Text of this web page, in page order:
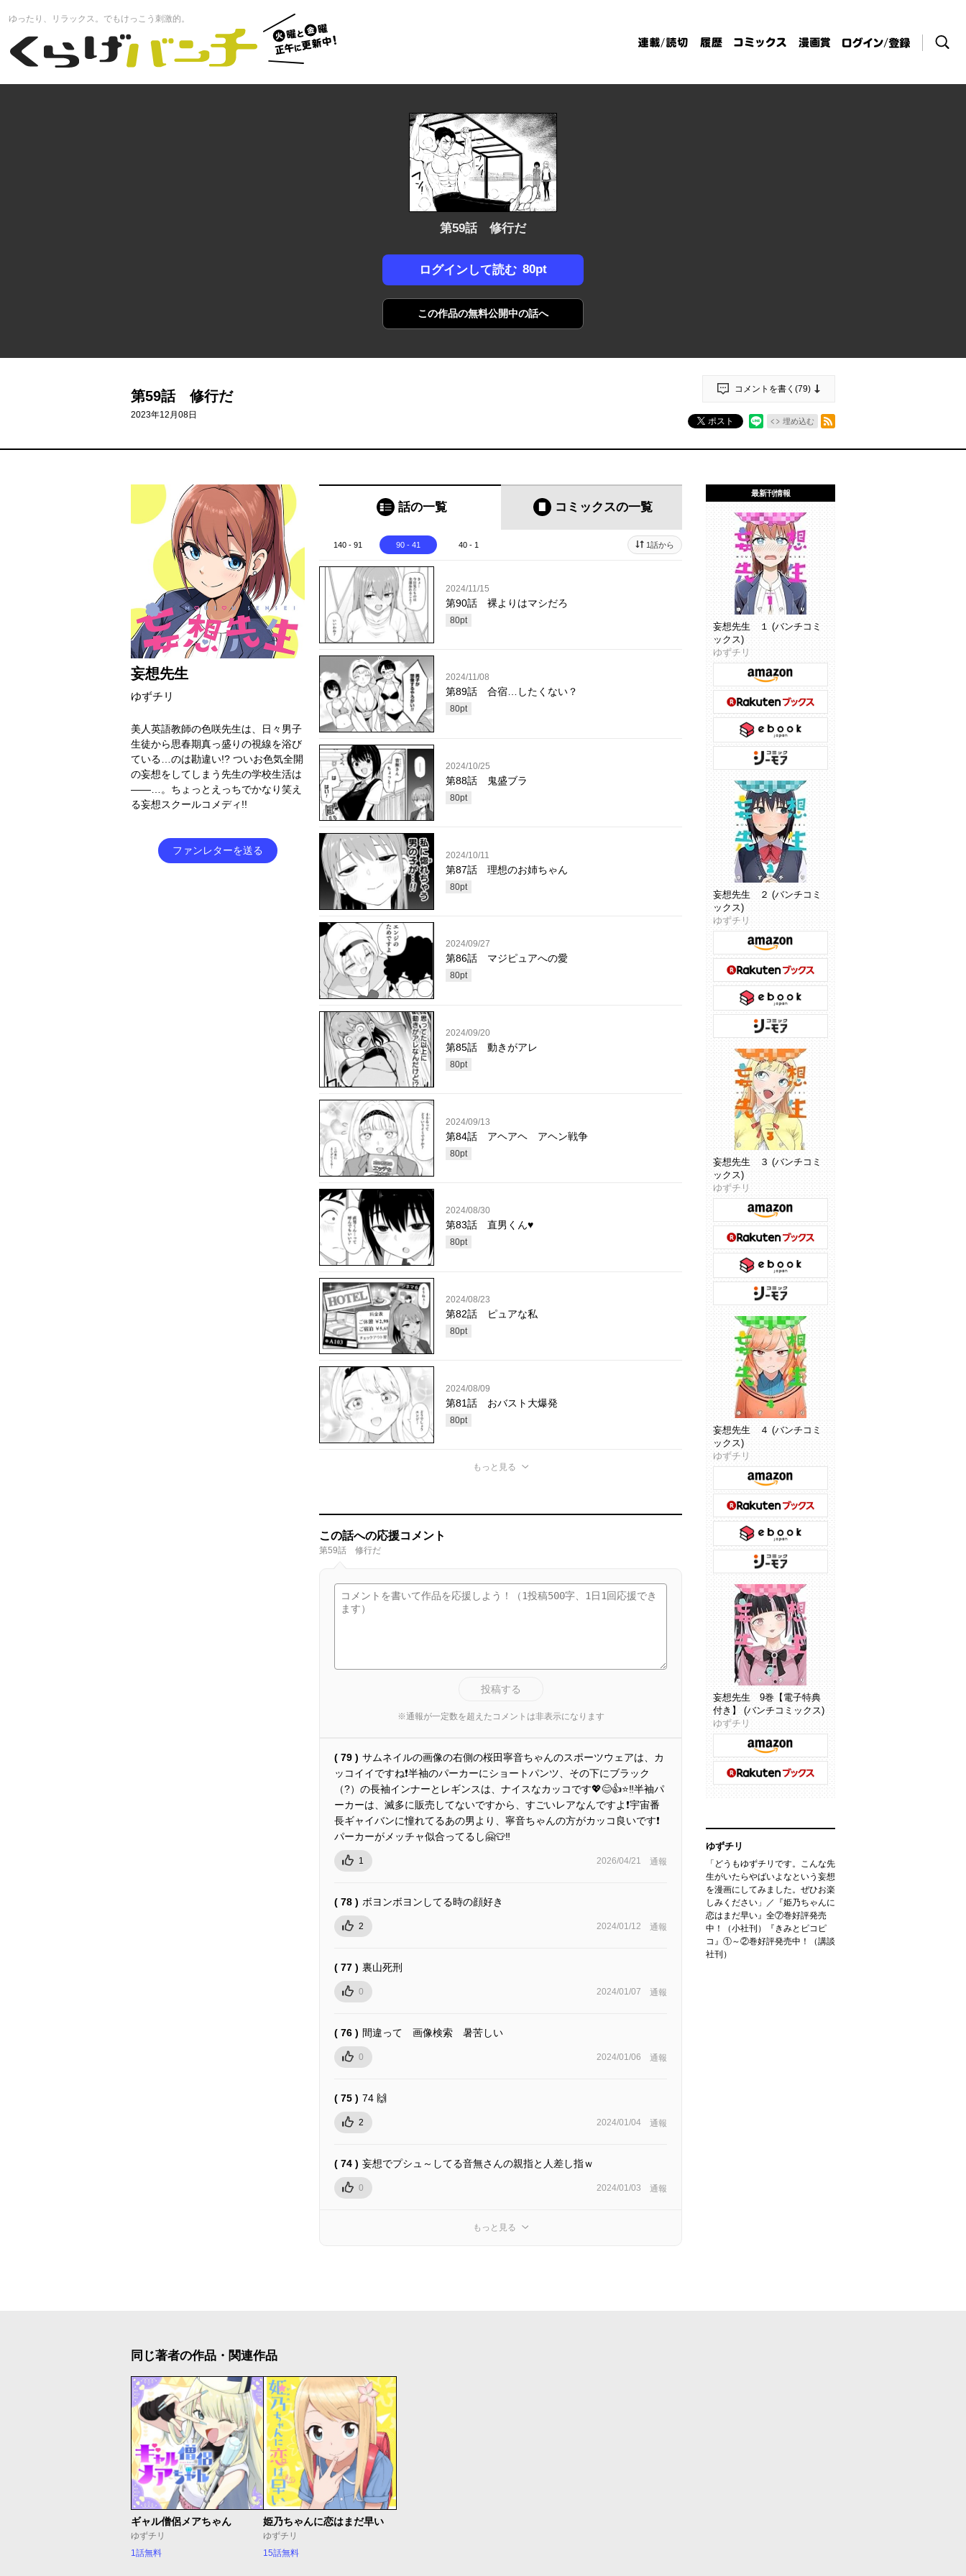
くらげバンチ
火曜と金
曜正午に
更新中！
ゆったり、リラックス。でもけっこう刺激的。
連載/読切 履歴 コミックス 漫画賞
ログイン / 登
録
検索
第59話 修行だ
ログインして読む 80pt
この作品の無料公開中の話へ
第59話 修行だ
2023年12月08日
コメントを書く(79)
ポスト 埋め込む
妄想先生
ゆずチリ
美人英語教師の色咲先生は、日々男子
生徒から思春期真っ盛りの視線を浴び
ている…のは勘違い!? ついお色気全開
の妄想をしてしまう先生の学校生活は
――…。ちょっとえっちでかなり笑え
る妄想スクールコメディ!!
ファンレターを送る
話の一覧 コミックスの一覧
140 - 91 90 - 41 40 - 1 1話から
2024/11/15
第90話 裸よりはマシだろ
80pt
2024/11/08
第89話 合宿…したくない？
80pt
2024/10/25
第88話 鬼盛ブラ
80pt
2024/10/11
第87話 理想のお姉ちゃん
80pt
2024/09/27
第86話 マジピュアへの愛
80pt
2024/09/20
第85話 動きがアレ
80pt
2024/09/13
第84話 アヘアヘ アヘン戦争
80pt
2024/08/30
第83話 直男くん♥
80pt
2024/08/23
第82話 ピュアな私
80pt
2024/08/09
第81話 おバスト大爆発
80pt
もっと見る
この話への応援コメント
第59話 修行だ
投稿する
※通報が一定数を超えたコメントは非表示になります
( 79 ) サムネイルの画像の右側の桜田寧音ちゃんのスポーツウェアは、カ
ッコイイですね❗️半袖のパーカーにショートパンツ、その下にブラック
（?）の長袖インナーとレギンスは、ナイスなカッコです💖😊👍⭐️‼️半袖パ
ーカーは、滅多に販売してないですから、すごいレアなんですよ❗️宇宙番
長ギャイバンに憧れてるあの男より、寧音ちゃんの方がカッコ良いです❗️
パーカーがメッチャ似合ってるし🤗👕‼️
1 2026/04/21 通報
( 78 ) ボヨンボヨンしてる時の顔好き
2 2024/01/12 通報
( 77 ) 裏山死刑
0 2024/01/07 通報
( 76 ) 間違って 画像検索 暑苦しい
0 2024/01/06 通報
( 75 ) 74 🙌
2 2024/01/04 通報
( 74 ) 妄想でプシュ～してる音無さんの親指と人差し指ｗ
0 2024/01/03 通報
もっと見る
最新刊情報
妄想先生 １ (バンチコミ
ックス)
ゆずチリ
妄想先生 ２ (バンチコミ
ックス)
ゆずチリ
妄想先生 ３ (バンチコミ
ックス)
ゆずチリ
妄想先生 ４ (バンチコミ
ックス)
ゆずチリ
妄想先生 9巻【電子特典
付き】 (バンチコミックス)
ゆずチリ
ゆずチリ
「どうもゆずチリです。こんな先
生がいたらやばいよなという妄想
を漫画にしてみました。ぜひお楽
しみください」／『姫乃ちゃんに
恋はまだ早い』全⑦巻好評発売
中！（小社刊）『きみとピコピ
コ』①～②巻好評発売中！（講談
社刊）
同じ著者の作品・関連作品
ギャル僧侶メアちゃん
ゆずチリ
1話無料
姫乃ちゃんに恋はまだ早い
ゆずチリ
15話無料